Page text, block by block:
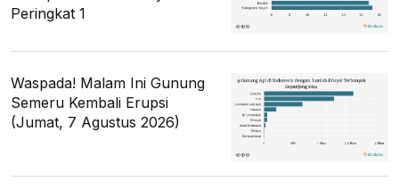
Peringkat 1
Waspada! Malam Ini Gunung
Semeru Kembali Erupsi
(Jumat, 7 Agustus 2026)